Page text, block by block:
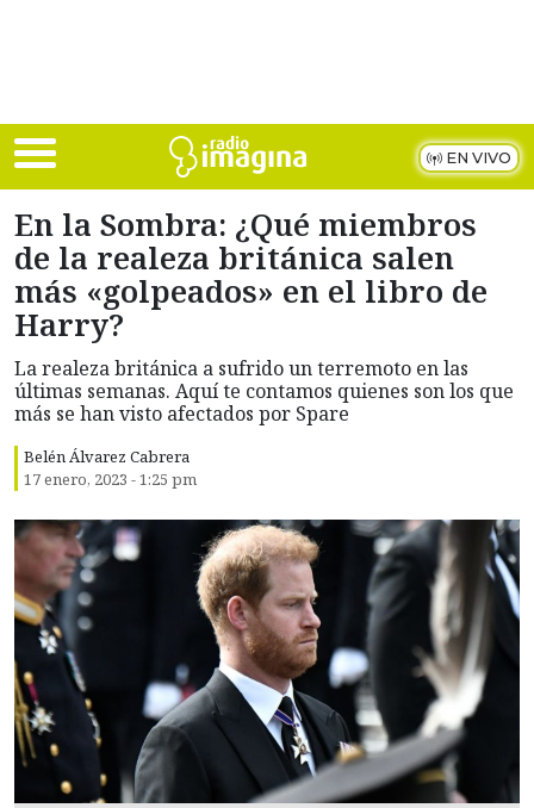
EN VIVO
En la Sombra: ¿Qué miembros
de la realeza británica salen
más «golpeados» en el libro de
Harry?
La realeza británica a sufrido un terremoto en las
últimas semanas. Aquí te contamos quienes son los que
más se han visto afectados por Spare
Belén Álvarez Cabrera
17 enero, 2023 - 1:25 pm